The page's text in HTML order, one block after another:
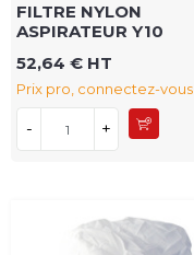
FILTRE NYLON
ASPIRATEUR Y10
52,64 € HT
Prix pro, connectez-vous
- +